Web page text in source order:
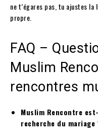
ne t’égares pas, tu ajustes
propre.
FAQ –
Muslim
rencontres
Muslim Rencontre
recherche du mariage